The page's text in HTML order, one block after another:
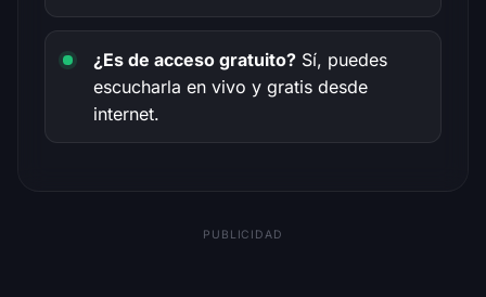
¿Es de acceso gratuito? Sí, puedes
escucharla en vivo y gratis desde
internet.
PUBLICIDAD